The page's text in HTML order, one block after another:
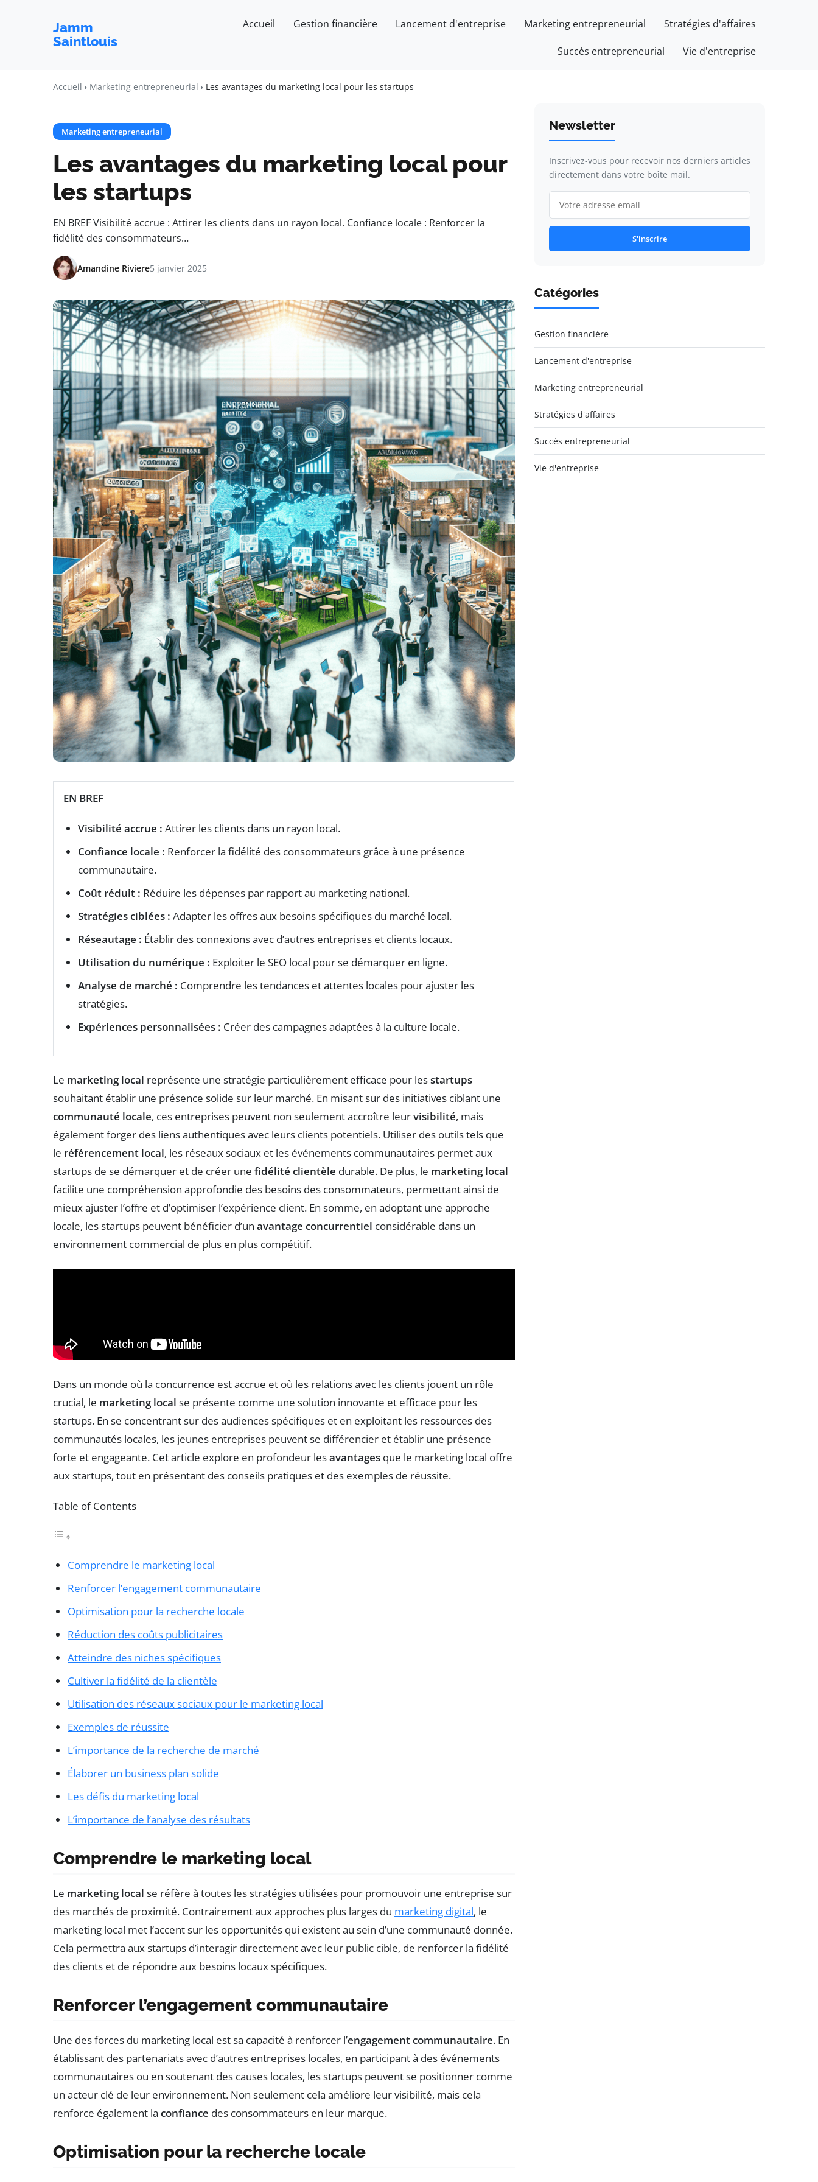
Jamm
Saintlouis
Accueil Gestion financière Lancement d'entreprise Marketing entrepreneurial Stratégies d'affaires
Succès entrepreneurial Vie d'entreprise
Accueil Marketing entrepreneurial Les avantages du marketing local pour les startups
Marketing entrepreneurial
Les avantages du marketing local pour
les startups
EN BREF Visibilité accrue : Attirer les clients dans un rayon local. Confiance locale : Renforcer la
fidélité des consommateurs…
Amandine Riviere5 janvier 2025
EN BREF
Visibilité accrue : Attirer les clients dans un rayon local.
Confiance locale : Renforcer la fidélité des consommateurs grâce à une présence
communautaire.
Coût réduit : Réduire les dépenses par rapport au marketing national.
Stratégies ciblées : Adapter les offres aux besoins spécifiques du marché local.
Réseautage : Établir des connexions avec d’autres entreprises et clients locaux.
Utilisation du numérique : Exploiter le SEO local pour se démarquer en ligne.
Analyse de marché : Comprendre les tendances et attentes locales pour ajuster les
stratégies.
Expériences personnalisées : Créer des campagnes adaptées à la culture locale.
Le marketing local représente une stratégie particulièrement efficace pour lesstartups
souhaitant établir une présence solide sur leur marché. En misant sur des initiatives ciblant une
communauté locale, ces entreprises peuvent non seulement accroître leurvisibilité, mais
également forger des liens authentiques avec leurs clients potentiels. Utiliser des outils tels que
le référencement local, les réseaux sociaux et les événements communautaires permet aux
startups de se démarquer et de créer une fidélité clientèle durable. De plus, le marketing local
facilite une compréhension approfondie des besoins des consommateurs, permettant ainsi de
mieux ajuster l’offre et d’optimiser l’expérience client. En somme, en adoptant une approche
locale, les startups peuvent bénéficier d’un avantage concurrentiel considérable dans un
environnement commercial de plus en plus compétitif.
Dans un monde où la concurrence est accrue et où les relations avec les clients jouent un rôle
crucial, le marketing local se présente comme une solution innovante et efficace pour les
startups. En se concentrant sur des audiences spécifiques et en exploitant les ressources des
communautés locales, les jeunes entreprises peuvent se différencier et établir une présence
forte et engageante. Cet article explore en profondeur lesavantages que le marketing local offre
aux startups, tout en présentant des conseils pratiques et des exemples de réussite.
Table of Contents
Comprendre le marketing local
Renforcer l’engagement communautaire
Optimisation pour la recherche locale
Réduction des coûts publicitaires
Atteindre des niches spécifiques
Cultiver la fidélité de la clientèle
Utilisation des réseaux sociaux pour le marketing local
Exemples de réussite
L’importance de la recherche de marché
Élaborer un business plan solide
Les défis du marketing local
L’importance de l’analyse des résultats
Comprendre le marketing local
Le marketing local se réfère à toutes les stratégies utilisées pour promouvoir une entreprise sur
des marchés de proximité. Contrairement aux approches plus larges du marketing digital, le
marketing local met l’accent sur les opportunités qui existent au sein d’une communauté donnée.
Cela permettra aux startups d’interagir directement avec leur public cible, de renforcer la fidélité
des clients et de répondre aux besoins locaux spécifiques.
Renforcer l’engagement communautaire
Une des forces du marketing local est sa capacité à renforcer l’engagement communautaire. En
établissant des partenariats avec d’autres entreprises locales, en participant à des événements
communautaires ou en soutenant des causes locales, les startups peuvent se positionner comme
un acteur clé de leur environnement. Non seulement cela améliore leur visibilité, mais cela
renforce également la confiance des consommateurs en leur marque.
Optimisation pour la recherche locale
Newsletter
Inscrivez-vous pour recevoir nos derniers articles
directement dans votre boîte mail.
S'inscrire
Catégories
Gestion financière
Lancement d'entreprise
Marketing entrepreneurial
Stratégies d'affaires
Succès entrepreneurial
Vie d'entreprise